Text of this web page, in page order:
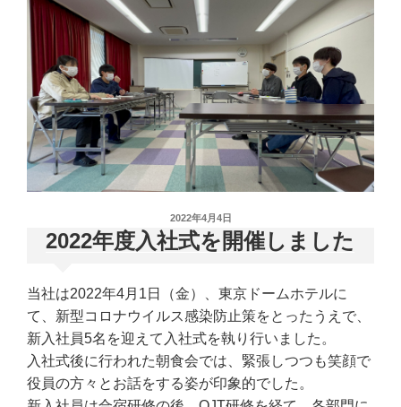
投
稿
日:
2022年4月4日
2022年度入社式を開催しました
当社は2022年4月1日（金）、東京ドームホテルに
て、新型コロナウイルス感染防止策をとったうえで、
新入社員5名を迎えて入社式を執り行いました。
入社式後に行われた朝食会では、緊張しつつも笑顔で
役員の方々とお話をする姿が印象的でした。